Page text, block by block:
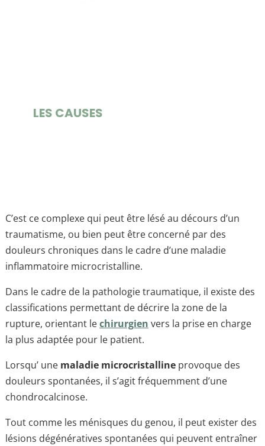
LES CAUSES
C’est ce complexe qui peut être lésé au décours d’un
traumatisme, ou bien peut être concerné par des
douleurs chroniques dans le cadre d’une maladie
inflammatoire microcristalline.
Dans le cadre de la pathologie traumatique, il existe des
classifications permettant de décrire la zone de la
rupture, orientant lechirurgien vers la prise en charge
la plus adaptée pour le patient.
Lorsqu’ une maladie microcristallineprovoque des
douleurs spontanées, il s’agit fréquemment d’une
chondrocalcinose.
Tout comme les ménisques du genou, il peut exister des
lésions dégénératives spontanées qui peuvent entraîner